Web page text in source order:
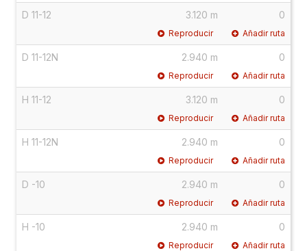
D 11-12 3.120 m 0
Reproducir Añadir ruta
D 11-12N 2.940 m 0
Reproducir Añadir ruta
H 11-12 3.120 m 0
Reproducir Añadir ruta
H 11-12N 2.940 m 0
Reproducir Añadir ruta
D -10 2.940 m 0
Reproducir Añadir ruta
H -10 2.940 m 0
Reproducir Añadir ruta